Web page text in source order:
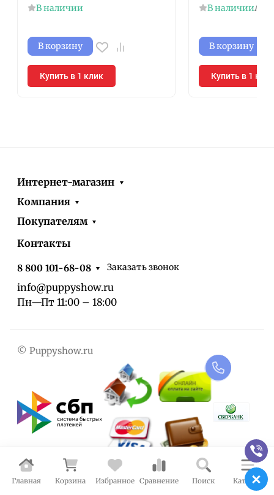
Главная Корзина Избранное Сравнение Поиск Каталог
В наличии
В корзину
Купить в 1 клик
В наличии
В корзину
Купить в 1 клик
Интернет-магазин
Компания
Покупателям
Контакты
8 800 101-68-08 Заказать звонок
info@puppyshow.ru
Пн—Пт 11:00 – 18:00
© Puppyshow.ru